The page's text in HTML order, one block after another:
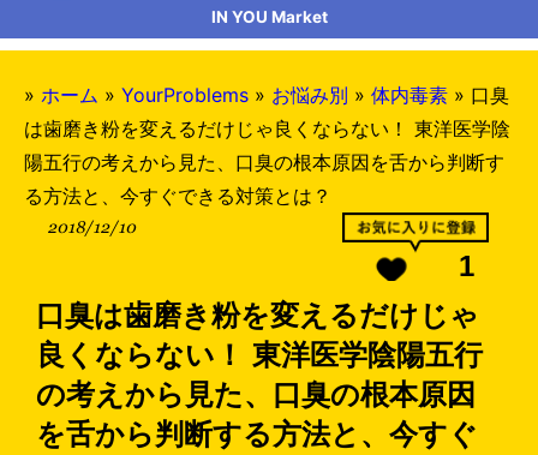
IN YOU Market
» ホーム » YourProblems » お悩み別 » 体内毒素 » 口臭
は歯磨き粉を変えるだけじゃ良くならない！ 東洋医学陰
陽五行の考えから見た、口臭の根本原因を舌から判断す
る方法と、今すぐできる対策とは？
2018/12/10
1
口臭は歯磨き粉を変えるだけじゃ
良くならない！ 東洋医学陰陽五行
の考えから見た、口臭の根本原因
を舌から判断する方法と、今すぐ